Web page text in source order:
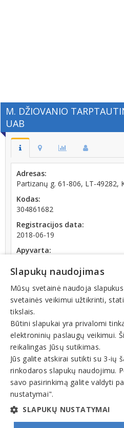
M. DŽIOVANIO
UAB
Adresas:
Partizanų g. 61-806, LT-49282,
Kodas:
304861682
Registracijos data:
2018-06-19
Apyvarta:
Teisinis statusas:
Veiklos sritys
Automobilių transportas,
Krovinių pervežimas, gabenimas
Tarptautiniai pervežimai
Transporto įmonės
Slapukų naudojimas
Mūsų svetainė naudoja
svetainės veikimui užtikrinti,
tikslais.
Būtini slapukai yra privalomi
elektroninių paslaugų veikimui.
reikalingas Jūsų sutikimas.
Jūs galite atskirai sutikti su 3-ių
rinkodaros slapukų naudojimu.
savo pasirinkimą galite valdyti
nustatymai".
SLAPUKŲ NUSTATYMAI